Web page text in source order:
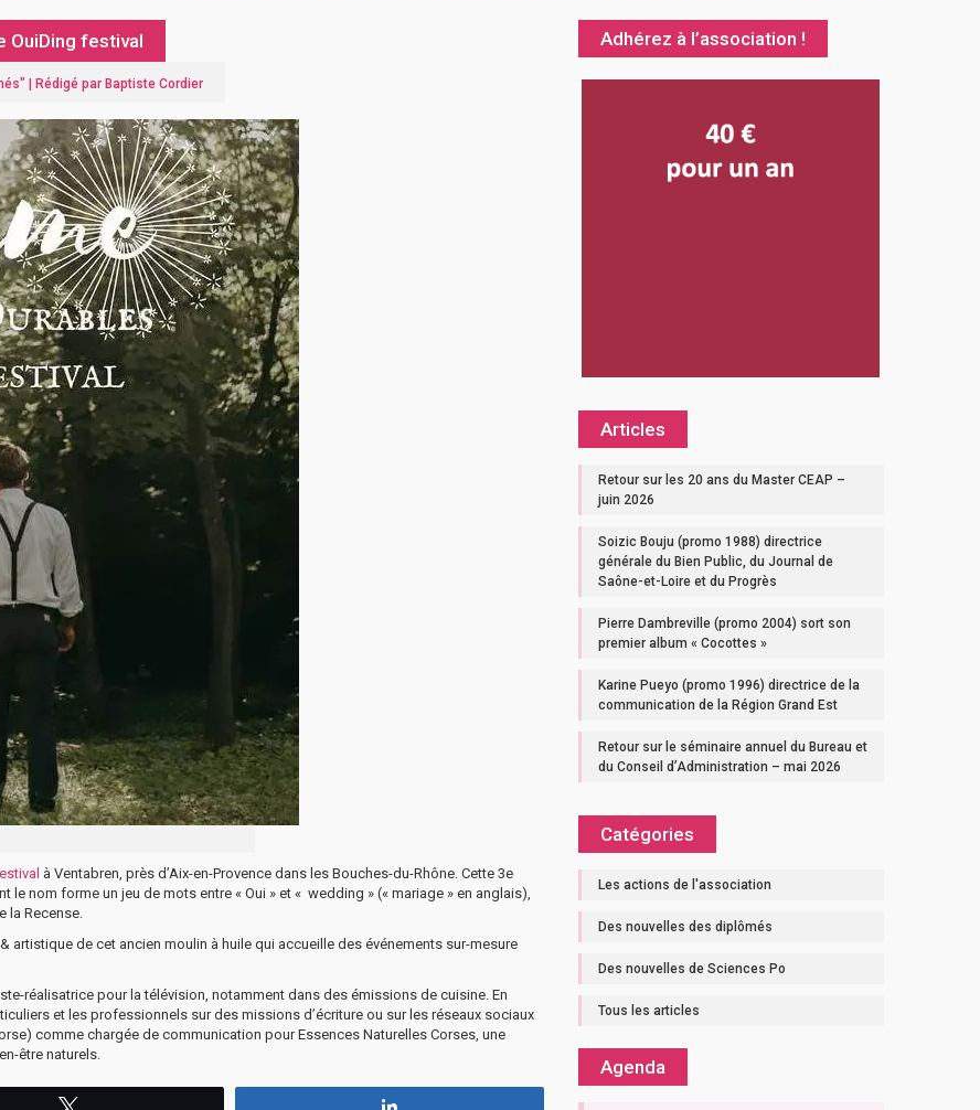
OuiDing festival
" | Rédigé par Baptiste Cordier
à Ventabren, près d’Aix-en-Provence dans les Bouches-du-Rhône. Cette 3e
nom forme un jeu de mots entre « Oui » et « wedding » (« mariage » en anglais),
la Recense.
artistique de cet ancien moulin à huile qui accueille des événements sur-mesure
réalisatrice pour la télévision, notamment dans des émissions de cuisine. En
et les professionnels sur des missions d’écriture ou sur les réseaux sociaux
comme chargée de communication pour Essences Naturelles Corses, une
être naturels.
Adhérez à l’association !
Articles
Retour sur les 20 ans du Master CEAP –
juin 2026
Soizic Bouju (promo 1988) directrice
générale du Bien Public, du Journal de
Saône-et-Loire et du Progrès
Pierre Dambreville (promo 2004) sort son
premier album « Cocottes »
Karine Pueyo (promo 1996) directrice de la
communication de la Région Grand Est
Retour sur le séminaire annuel du Bureau et
du Conseil d’Administration – mai 2026
Catégories
Les actions de l'association
Des nouvelles des diplômés
Des nouvelles de Sciences Po
Tous les articles
Agenda